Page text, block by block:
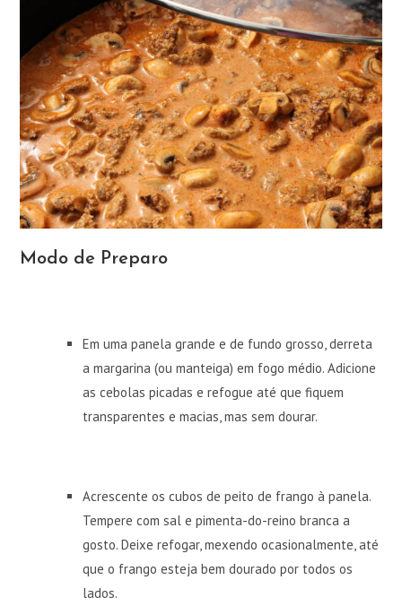
Modo de Preparo
Em uma panela grande e de fundo grosso, derreta
a margarina (ou manteiga) em fogo médio. Adicione
as cebolas picadas e refogue até que fiquem
transparentes e macias, mas sem dourar.
Acrescente os cubos de peito de frango à panela.
Tempere com sal e pimenta-do-reino branca a
gosto. Deixe refogar, mexendo ocasionalmente, até
que o frango esteja bem dourado por todos os
lados.